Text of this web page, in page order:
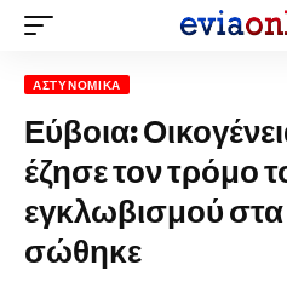
ΑΣΤΥΝΟΜΙΚΆ
Εύβοια:
έζησε τον τρόμο
εγκλωβισμού
σώθηκε